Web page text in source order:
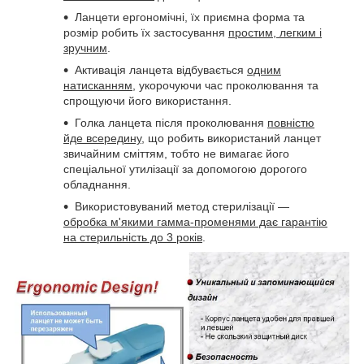
Ланцети ергономічні, їх приємна форма та
розмір робить їх застосування простим, легким і
зручним
Активація ланцета відбувається одним
натисканням , укорочуючи час проколювання та
спрощуючи його використання.
Голка ланцета після проколювання повністю
йде всередину, що робить використаний ланцет
звичайним сміттям, тобто не вимагає його
спеціальної утилізації за допомогою дорогого
обладнання.
Використовуваний метод стерилізації —
обробка м'якими гамма-променями дає гарантію
на стерильність до 3 років